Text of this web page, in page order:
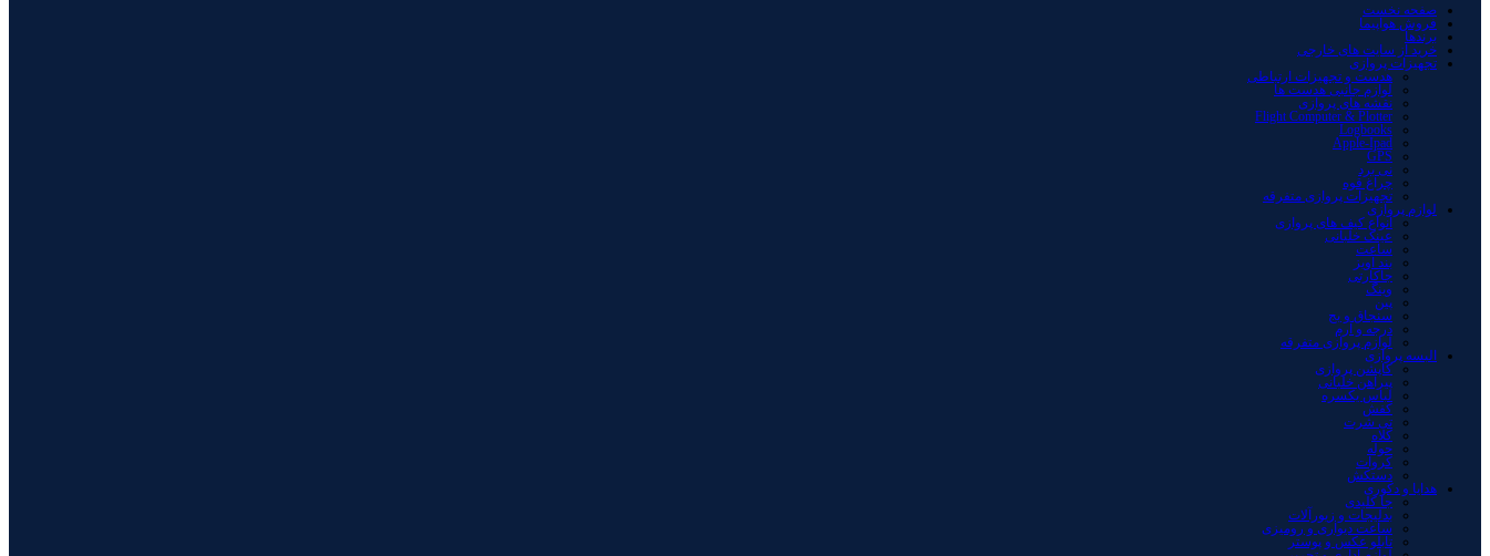
صفحه نخست
فروش هواپیما
برندها
خرید از سایت های خارجی
تجهیزات پروازی
هدست و تجهیزات ارتباطی
لوازم جانبی هدست ها
نقشه های پروازی
Flight Computer & Plotter
Logbooks
Apple-Ipad
GPS
نی برد
چراغ قوه
تجهیزات پروازی متفرقه
لوازم پروازی
انواع کیف های پروازی
عینک خلبانی
ساعت
بند آویز
جاکارتی
وینگ
پین
سنجاق و بج
درجه و آرم
لوازم پروازی متفرقه
البسه پروازی
کاپشن پروازی
پیراهن خلبانی
لباس یکسره
کفش
تی شرت
کلاه
حوله
کروات
دستکش
هدایا و دکوری
جا کلیدی
بدلیجات و زیورآلات
ساعت دیواری و رومیزی
تابلو عکس و پوستر